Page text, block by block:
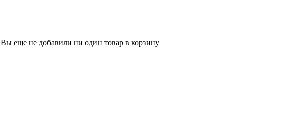
Вы еще не добавили ни один товар в корзину